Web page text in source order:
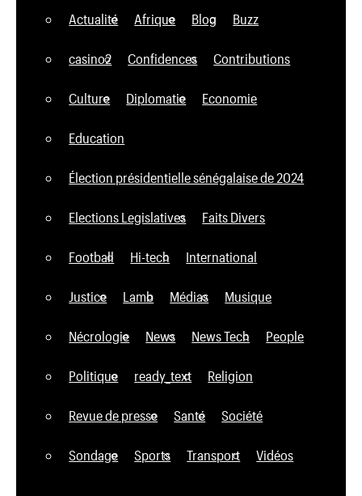
Actualité Afrique Blog Buzz
casino2 Confidences Contributions
Culture Diplomatie Economie
Education
Élection présidentielle sénégalaise de 2024
Elections Legislatives Faits Divers
Football Hi-tech International
Justice Lamb Médias Musique
Nécrologie News News Tech People
Politique ready_text Religion
Revue de presse Santé Société
Sondage Sports Transport Vidéos